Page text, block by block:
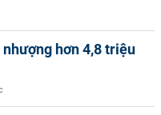
hơn 4,8 triệu